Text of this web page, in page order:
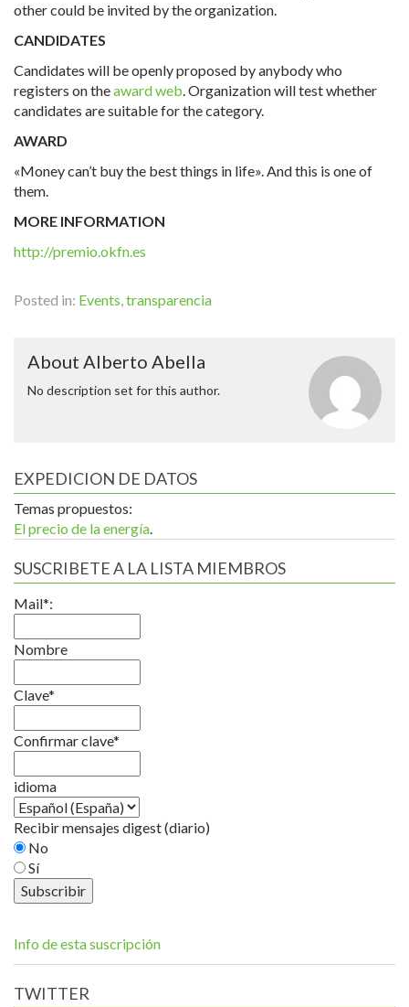
other could be invited by the organization.
CANDIDATES
Candidates will be openly proposed by anybody who
registers on theaward web. Organization will test whether
candidates are suitable for the category.
AWARD
«Money can’t buy the best things in life». And this is one of
them.
MORE INFORMATION
http://premio.okfn.es
Posted in: Events,transparencia
About Alberto Abella
No description set for this author.
EXPEDICION DE DATOS
Temas propuestos:
El precio de la energía.
SUSCRIBETE A LA LISTA MIEMBROS
Mail*:
Nombre
Clave*
Confirmar clave*
idioma
Recibir mensajes digest (diario)
No
Sí
Info de esta suscripción
TWITTER